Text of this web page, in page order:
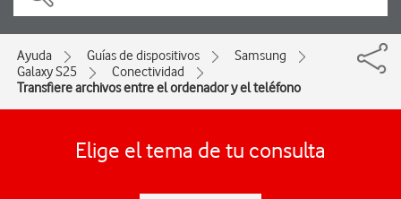
Ayuda Guías de dispositivos
Samsung
Galaxy S25
Conectividad
Transfiere archivos entre el ordenador y el teléfono
Elige el tema de tu consulta